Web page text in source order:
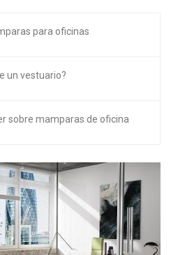
para oficinas
un vestuario?
sobre mamparas de oficina